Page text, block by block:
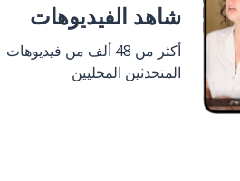
شاهد الفيديوهات
أكثر من 48 ألف من فيديوهات
المتحدثين المحليين